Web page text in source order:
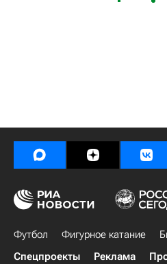
Футбол Фигурное катание
Спецпроекты
Реклама